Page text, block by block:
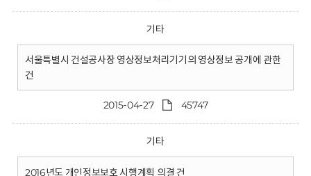
기타
서울특별시 건설공사장 영상정보처리기기의 영상정보 공개에 관한
건
2015-04-27 45747
기타
2016년도 개인정보보호 시행계획 의결 건